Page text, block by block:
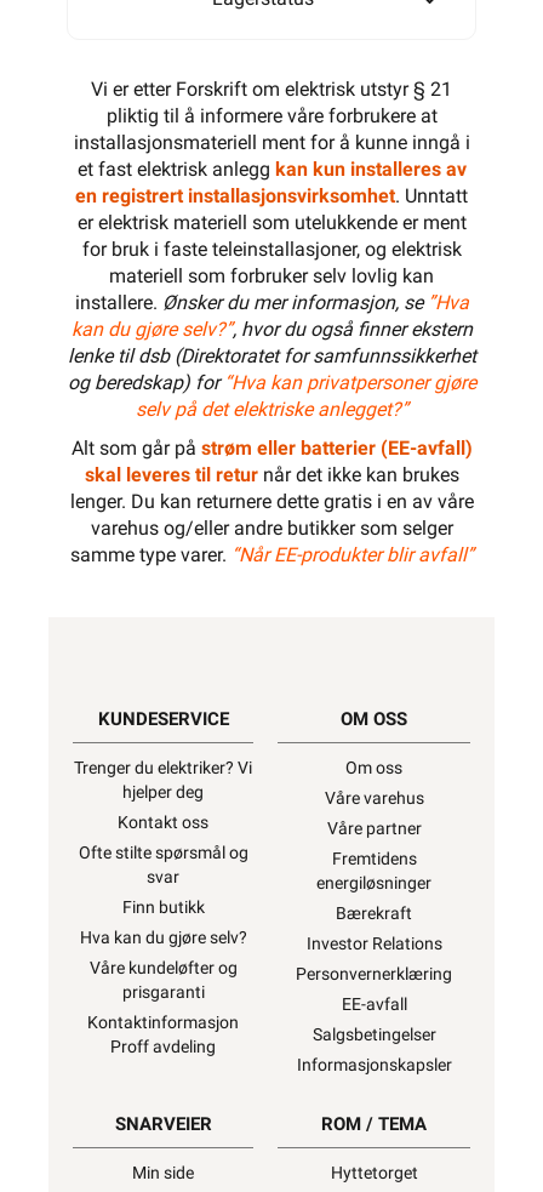
Vi er etter Forskrift om elektrisk utstyr § 21
pliktig til å informere våre forbrukere at
installasjonsmateriell ment for å kunne inngå i
et fast elektrisk anlegg kan kun installeres av
en registrert installasjonsvirksomhet. Unntatt
er elektrisk materiell som utelukkende er ment
for bruk i faste teleinstallasjoner, og elektrisk
materiell som forbruker selv lovlig kan
installere. Ønsker du mer informasjon, se ”Hva
kan du gjøre selv?”, hvor du også finner ekstern
lenke til dsb (Direktoratet for samfunnssikkerhet
og beredskap) for “Hva kan privatpersoner gjøre
selv på det elektriske anlegget?”
Alt som går på strøm eller batterier (EE-avfall)
skal leveres til returnår det ikke kan brukes
lenger. Du kan returnere dette gratis i en av våre
varehus og/eller andre butikker som selger
samme type varer. “Når EE-produkter blir avfall”
KUNDESERVICE
Trenger du elektriker? Vi
hjelper deg
Kontakt oss
Ofte stilte spørsmål og
svar
Finn butikk
Hva kan du gjøre selv?
Våre kundeløfter og
prisgaranti
Kontaktinformasjon
Proff avdeling
OM OSS
Om oss
Våre varehus
Våre partner
Fremtidens
energiløsninger
Bærekraft
Investor Relations
Personvernerklæring
EE-avfall
Salgsbetingelser
Informasjonskapsler
SNARVEIER
Min side
ROM / TEMA
Hyttetorget